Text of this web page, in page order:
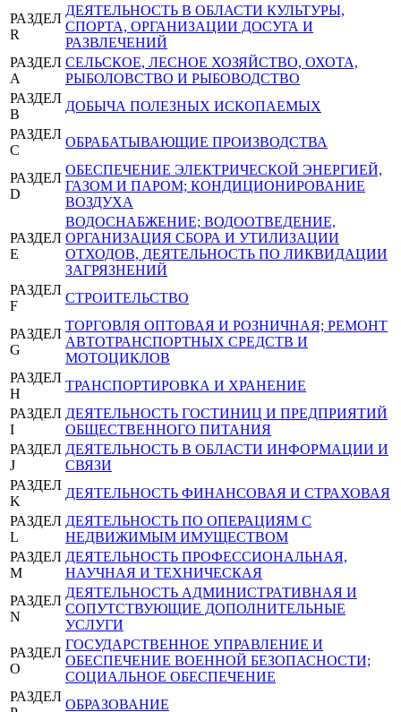
РАЗДЕЛ
R
ДЕЯТЕЛЬНОСТЬ В ОБЛАСТИ КУЛЬТУРЫ,
СПОРТА, ОРГАНИЗАЦИИ ДОСУГА И
РАЗВЛЕЧЕНИЙ
РАЗДЕЛ
A
СЕЛЬСКОЕ, ЛЕСНОЕ ХОЗЯЙСТВО, ОХОТА,
РЫБОЛОВСТВО И РЫБОВОДСТВО
РАЗДЕЛ
B
ДОБЫЧА ПОЛЕЗНЫХ ИСКОПАЕМЫХ
РАЗДЕЛ
C
ОБРАБАТЫВАЮЩИЕ ПРОИЗВОДСТВА
РАЗДЕЛ
D
ОБЕСПЕЧЕНИЕ ЭЛЕКТРИЧЕСКОЙ ЭНЕРГИЕЙ,
ГАЗОМ И ПАРОМ; КОНДИЦИОНИРОВАНИЕ
ВОЗДУХА
РАЗДЕЛ
E
ВОДОСНАБЖЕНИЕ; ВОДООТВЕДЕНИЕ,
ОРГАНИЗАЦИЯ СБОРА И УТИЛИЗАЦИИ
ОТХОДОВ, ДЕЯТЕЛЬНОСТЬ ПО ЛИКВИДАЦИИ
ЗАГРЯЗНЕНИЙ
РАЗДЕЛ
F
СТРОИТЕЛЬСТВО
РАЗДЕЛ
G
ТОРГОВЛЯ ОПТОВАЯ И РОЗНИЧНАЯ; РЕМОНТ
АВТОТРАНСПОРТНЫХ СРЕДСТВ И
МОТОЦИКЛОВ
РАЗДЕЛ
H
ТРАНСПОРТИРОВКА И ХРАНЕНИЕ
РАЗДЕЛ
I
ДЕЯТЕЛЬНОСТЬ ГОСТИНИЦ И ПРЕДПРИЯТИЙ
ОБЩЕСТВЕННОГО ПИТАНИЯ
РАЗДЕЛ
J
ДЕЯТЕЛЬНОСТЬ В ОБЛАСТИ ИНФОРМАЦИИ И
СВЯЗИ
РАЗДЕЛ
K
ДЕЯТЕЛЬНОСТЬ ФИНАНСОВАЯ И СТРАХОВАЯ
РАЗДЕЛ
L
ДЕЯТЕЛЬНОСТЬ ПО ОПЕРАЦИЯМ С
НЕДВИЖИМЫМ ИМУЩЕСТВОМ
РАЗДЕЛ
M
ДЕЯТЕЛЬНОСТЬ ПРОФЕССИОНАЛЬНАЯ,
НАУЧНАЯ И ТЕХНИЧЕСКАЯ
РАЗДЕЛ
N
ДЕЯТЕЛЬНОСТЬ АДМИНИСТРАТИВНАЯ И
СОПУТСТВУЮЩИЕ ДОПОЛНИТЕЛЬНЫЕ
УСЛУГИ
РАЗДЕЛ
O
ГОСУДАРСТВЕННОЕ УПРАВЛЕНИЕ И
ОБЕСПЕЧЕНИЕ ВОЕННОЙ БЕЗОПАСНОСТИ;
СОЦИАЛЬНОЕ ОБЕСПЕЧЕНИЕ
РАЗДЕЛ
ОБРАЗОВАНИЕ